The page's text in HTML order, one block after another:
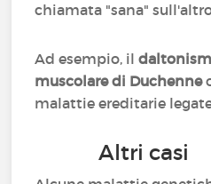
chiamata "sana"
Ad esempio, il
muscolare di Duchenne
malattie ereditarie
Altri casi